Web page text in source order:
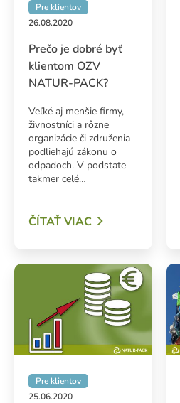
Pre klientov
26.08.2020
Prečo je dobré byť
klientom OZV
NATUR-PACK?
Veľké aj menšie firmy,
živnostníci a rôzne
organizácie či združenia
podliehajú zákonu o
odpadoch. V podstate
takmer celé…
ČÍTAŤ VIAC
Pre klientov
25.06.2020